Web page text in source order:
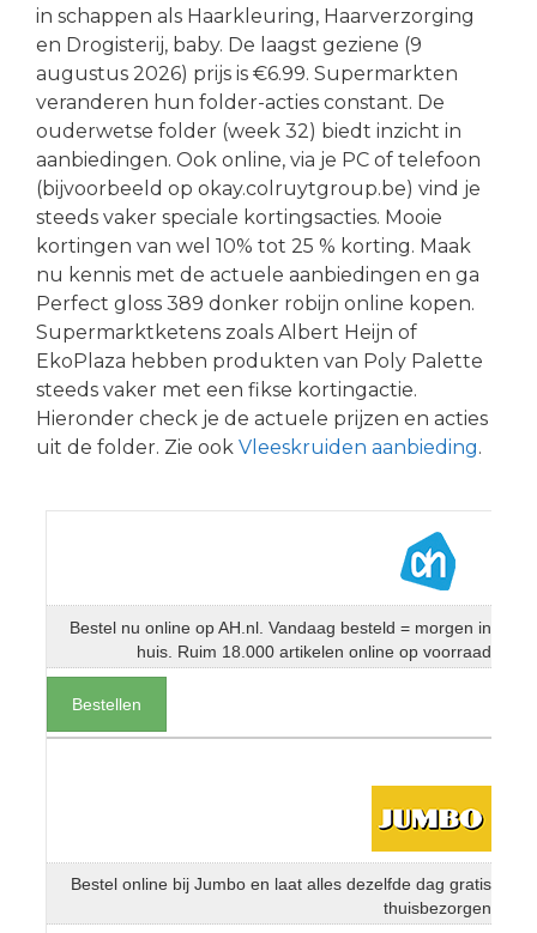
in schappen als Haarkleuring, Haarverzorging
en Drogisterij, baby. De laagst geziene (9
augustus 2026) prijs is €6.99. Supermarkten
veranderen hun folder-acties constant. De
ouderwetse folder (week 32) biedt inzicht in
aanbiedingen. Ook online, via je PC of telefoon
(bijvoorbeeld op okay.colruytgroup.be) vind je
steeds vaker speciale kortingsacties. Mooie
kortingen van wel 10% tot 25 % korting. Maak
nu kennis met de actuele aanbiedingen en ga
Perfect gloss 389 donker robijn online kopen.
Supermarktketens zoals Albert Heijn of
EkoPlaza hebben produkten van Poly Palette
steeds vaker met een fikse kortingactie.
Hieronder check je de actuele prijzen en acties
uit de folder. Zie ook Vleeskruiden aanbieding.
Bestel nu online op AH.nl. Vandaag besteld = morgen in
huis. Ruim 18.000 artikelen online op voorraad
Bestellen
Bestel online bij Jumbo en laat alles dezelfde dag gratis
thuisbezorgen